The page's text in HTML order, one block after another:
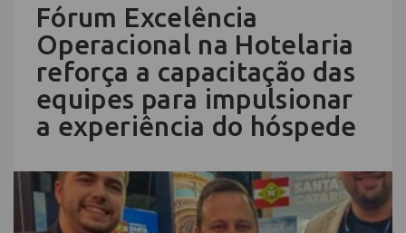
Fórum Excelência
Operacional na Hotelaria
reforça a capacitação das
equipes para impulsionar
a experiência do hóspede